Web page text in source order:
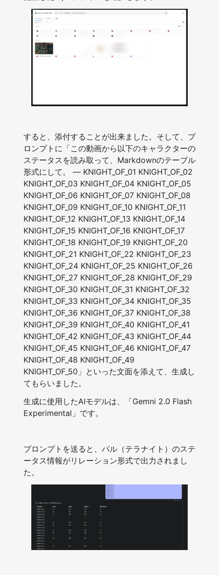
すると、添付することが出来ました。そして、プ
ロンプトに「この動画から以下のキャラクターの
ステータスを読み取って、Markdownのテーブル
形式にして。 — KNIGHT_OF_01 KNIGHT_OF_02
KNIGHT_OF_03 KNIGHT_OF_04 KNIGHT_OF_05
KNIGHT_OF_06 KNIGHT_OF_07 KNIGHT_OF_08
KNIGHT_OF_09 KNIGHT_OF_10 KNIGHT_OF_11
KNIGHT_OF_12 KNIGHT_OF_13 KNIGHT_OF_14
KNIGHT_OF_15 KNIGHT_OF_16 KNIGHT_OF_17
KNIGHT_OF_18 KNIGHT_OF_19 KNIGHT_OF_20
KNIGHT_OF_21 KNIGHT_OF_22 KNIGHT_OF_23
KNIGHT_OF_24 KNIGHT_OF_25 KNIGHT_OF_26
KNIGHT_OF_27 KNIGHT_OF_28 KNIGHT_OF_29
KNIGHT_OF_30 KNIGHT_OF_31 KNIGHT_OF_32
KNIGHT_OF_33 KNIGHT_OF_34 KNIGHT_OF_35
KNIGHT_OF_36 KNIGHT_OF_37 KNIGHT_OF_38
KNIGHT_OF_39 KNIGHT_OF_40 KNIGHT_OF_41
KNIGHT_OF_42 KNIGHT_OF_43 KNIGHT_OF_44
KNIGHT_OF_45 KNIGHT_OF_46 KNIGHT_OF_47
KNIGHT_OF_48 KNIGHT_OF_49
KNIGHT_OF_50」といった文面を添えて、生成し
てもらいました。
生成に使用したAIモデルは、「Gemni 2.0 Flash
Experimental」です。
プロンプトを送ると、パル（テラナイト）のステ
ータス情報がリレーション形式で出力されまし
た。